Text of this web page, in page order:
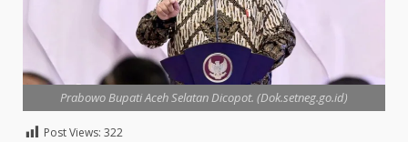
Prabowo Bupati Aceh Selatan Dicopot. (Dok.setneg.go.id)
Post Views: 322